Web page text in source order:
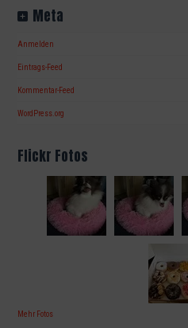
Meta
Anmelden
Eintrags-Feed
Kommentar-Feed
WordPress.org
Flickr Fotos
Mehr Fotos